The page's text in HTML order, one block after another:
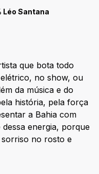
Léo Santana
que bota todo
no show, ou
da música e do
história, pela força
a Bahia com
energia, porque
no rosto e